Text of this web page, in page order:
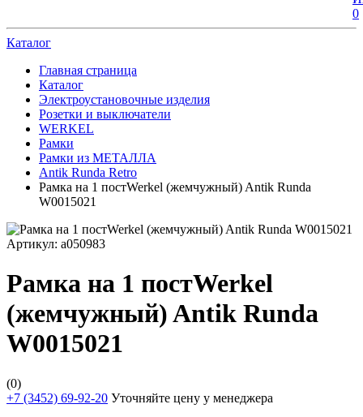
0
Каталог
Главная страница
Каталог
Электроустановочные изделия
Розетки и выключатели
WERKEL
Рамки
Рамки из МЕТАЛЛА
Antik Runda Retro
Рамка на 1 постWerkel (жемчужный) Antik Runda
W0015021
Артикул: a050983
Рамка на 1 постWerkel
(жемчужный) Antik Runda
W0015021
(0)
+7 (3452) 69-92-20 Уточняйте цену у менеджера